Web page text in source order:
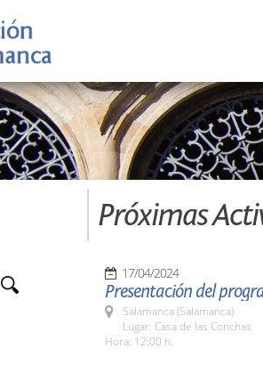
Próximas
17/04/2024
Presentación del
Salamanca (Salamanca)
Lugar: Casa de las Conchas
Hora: 12:00 h.